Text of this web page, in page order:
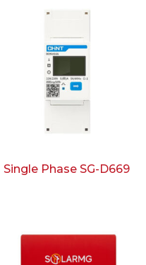
Single Phase SG-D669